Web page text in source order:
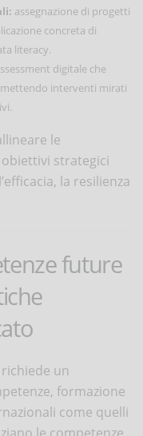
assegnazione di progetti
concreta di
literacy.
digitale che
interventi mirati
le
strategici
la resilienza
future
richiede un
formazione
come quelli
le competenze